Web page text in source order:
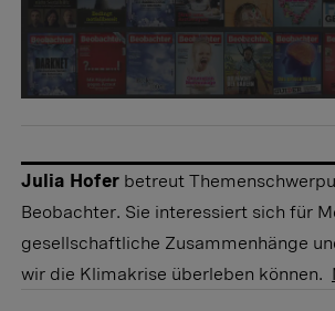
Julia Hofer betreut
Beobachter. Sie interessiert sich für
gesellschaftliche Zusammenhänge
wir die Klimakrise überleben können.